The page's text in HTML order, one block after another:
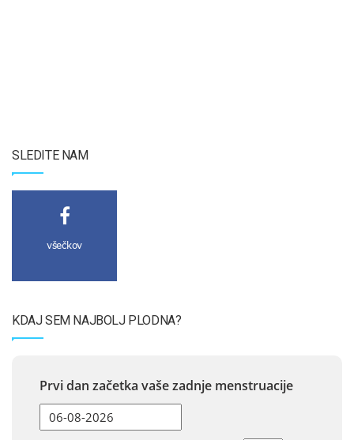
SLEDITE NAM
všečkov
KDAJ SEM NAJBOLJ PLODNA?
Prvi dan začetka vaše zadnje menstruacije